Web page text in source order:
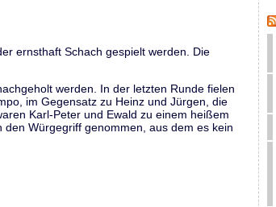
ernsthaft Schach gespielt werden. Die
werden. In der letzten Runde fielen
im Gegensatz zu Heinz und Jürgen, die
Karl-Peter und Ewald zu einem heißem
Würgegriff genommen, aus dem es kein